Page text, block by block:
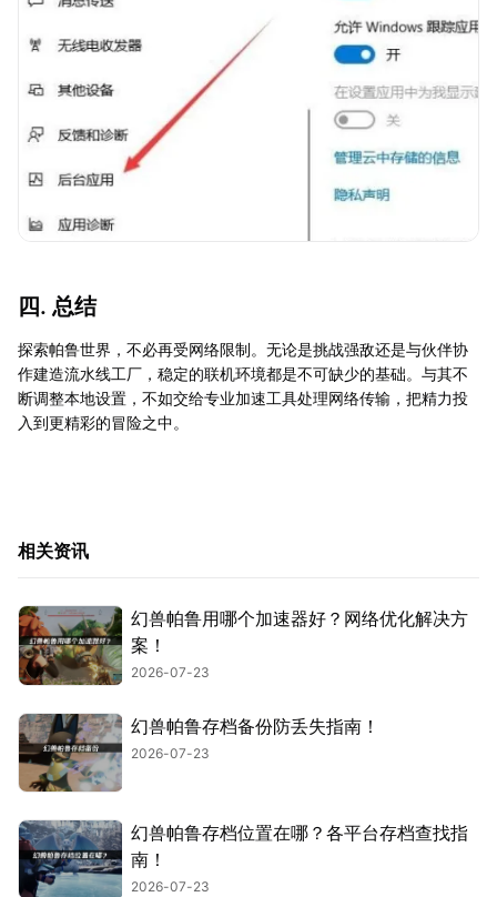
四. 总结
探索帕鲁世界，不必再受网络限制。无论是挑战强敌还是与伙伴协
作建造流水线工厂，稳定的联机环境都是不可缺少的基础。与其不
断调整本地设置，不如交给专业加速工具处理网络传输，把精力投
入到更精彩的冒险之中。
相关资讯
幻兽帕鲁用哪个加速器好？网络优化解决方
案！
2026-07-23
幻兽帕鲁存档备份防丢失指南！
2026-07-23
幻兽帕鲁存档位置在哪？各平台存档查找指
南！
2026-07-23